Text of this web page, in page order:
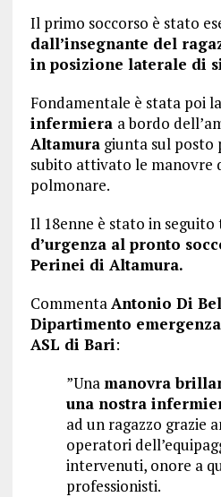
Il primo soccorso è stato
dall’insegnante del
in posizione laterale di
Fondamentale è stata poi la
infermiera a bordo
Altamuragiunta sul posto
subito attivato le manovre
polmonare.
Il 18enne è stato in
d’urgenza al pronto
Perinei di Altamura.
CommentaAntonio Di
Dipartimento
ASL di Bari:
”Una manovra
una nostra
ad un ragazzo grazie
operatori
intervenuti, onore a
professionisti.